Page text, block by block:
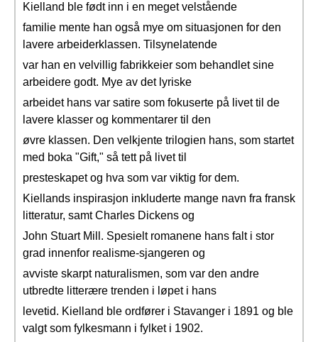
Kielland ble født inn i en meget velstående
familie mente han også mye om situasjonen for den
lavere arbeiderklassen. Tilsynelatende
var han en velvillig fabrikkeier som behandlet sine
arbeidere godt. Mye av det lyriske
arbeidet hans var satire som fokuserte på livet til de
lavere klasser og kommentarer til den
øvre klassen. Den velkjente trilogien hans, som startet
med boka "Gift," så tett på livet til
presteskapet og hva som var viktig for dem.
Kiellands inspirasjon inkluderte mange navn fra fransk
litteratur, samt Charles Dickens og
John Stuart Mill. Spesielt romanene hans falt i stor
grad innenfor realisme-sjangeren og
avviste skarpt naturalismen, som var den andre
utbredte litterære trenden i løpet i hans
levetid. Kielland ble ordfører i Stavanger i 1891 og ble
valgt som fylkesmann i fylket i 1902.